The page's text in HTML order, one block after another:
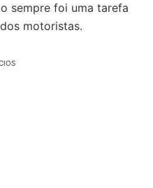
sempre foi uma tarefa
motoristas.